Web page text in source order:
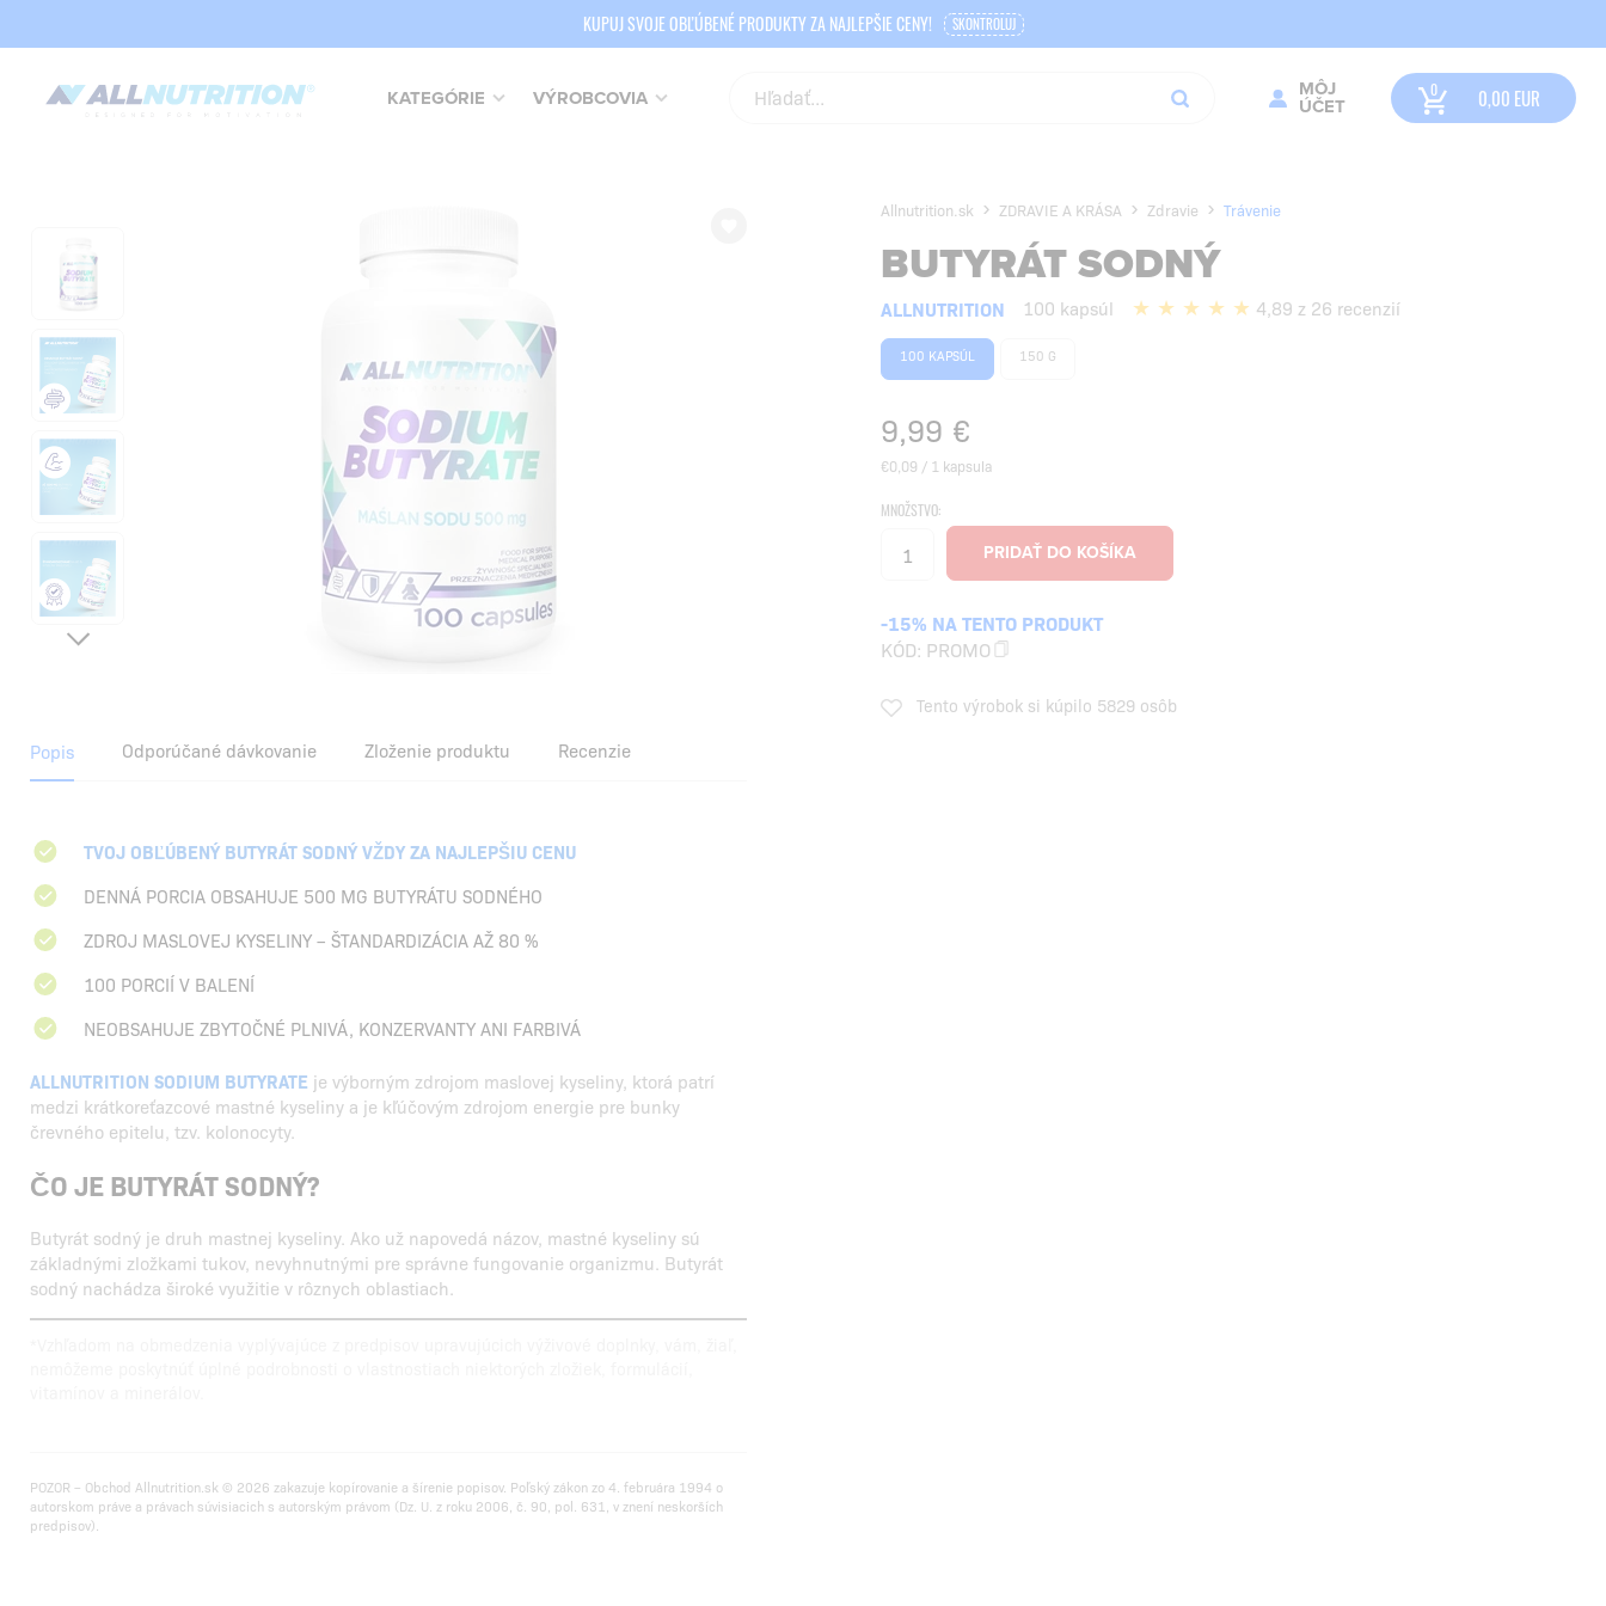
KUPUJ SVOJE OBĽÚBENÉ PRODUKTY ZA NAJLEPŠIE CENY! SKONTROLUJ
KATEGÓRIE VÝROBCOVIA
MÔJ
ÚČET
0,00 EUR
Allnutrition.sk ZDRAVIE A KRÁSA Zdravie Trávenie
BUTYRÁT SODNÝ
ALLNUTRITION 100 kapsúl 4,89 z 26 recenzií
100 KAPSÚL 150 G
9,99 €
€0,09 / 1 kapsula
MNOŽSTVO:
-15% NA TENTO PRODUKT
KÓD: PROMO
Tento výrobok si kúpilo 5829 osôb
Popis Odporúčané dávkovanie Zloženie produktu Recenzie
TVOJ OBĽÚBENÝ BUTYRÁT SODNÝ VŽDY ZA NAJLEPŠIU CENU
DENNÁ PORCIA OBSAHUJE 500 MG BUTYRÁTU SODNÉHO
ZDROJ MASLOVEJ KYSELINY – ŠTANDARDIZÁCIA AŽ 80 %
100 PORCIÍ V BALENÍ
NEOBSAHUJE ZBYTOČNÉ PLNIVÁ, KONZERVANTY ANI FARBIVÁ
ALLNUTRITION SODIUM BUTYRATE je výborným zdrojom maslovej kyseliny, ktorá patrí
medzi krátkoreťazcové mastné kyseliny a je kľúčovým zdrojom energie pre bunky
črevného epitelu, tzv. kolonocyty.
ČO JE BUTYRÁT SODNÝ?
Butyrát sodný je druh mastnej kyseliny. Ako už napovedá názov, mastné kyseliny sú
základnými zložkami tukov, nevyhnutnými pre správne fungovanie organizmu. Butyrát
sodný nachádza široké využitie v rôznych oblastiach.
POZOR – Obchod Allnutrition.sk © 2026 zakazuje kopírovanie a šírenie popisov. Poľský zákon zo 4. februára 1994 o
autorskom práve a právach súvisiacich s autorským právom (Dz. U. z roku 2006, č. 90, pol. 631, v znení neskorších
predpisov).